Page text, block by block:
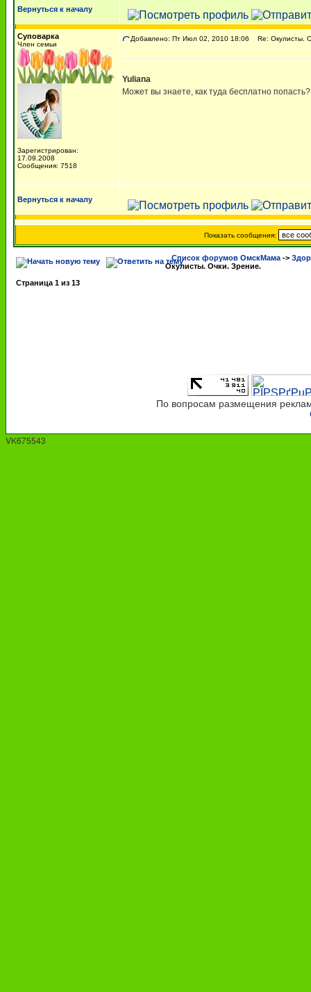
Вернуться к началу
Суповарка
Член семьи
Зарегистрирован:
17.09.2008
Сообщения: 7518
Добавлено: Пт Июл 02, 2010 18:06 Re: Окулисты.
Yuliana
Может вы знаете, как туда бесплатно
Вернуться к началу
Показать сообщения:
Список форумов ОмскМама ->
Окулисты. Очки. Зрение.
Страница 1 из 13
По вопросам размещения
VK675543